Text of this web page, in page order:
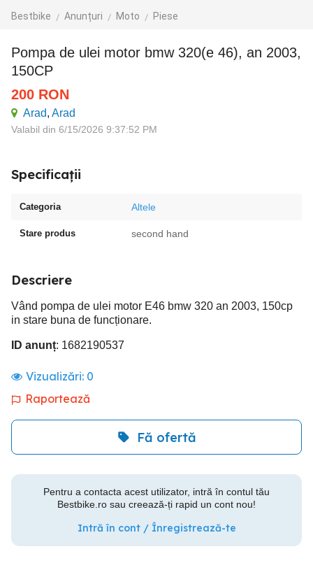
Bestbike Anunțuri Moto Piese
Pompa de ulei motor bmw 320(e 46), an 2003,
150CP
200 RON
Arad, Arad
Valabil din 6/15/2026 9:37:52 PM
Specificații
Categoria Altele
Stare produs second hand
Descriere
Vând pompa de ulei motor E46 bmw 320 an 2003, 150cp
in stare buna de funcționare.
ID anunț: 1682190537
Vizualizări: 0
Raportează
Fă ofertă
Pentru a contacta acest utilizator, intră în contul tău
Bestbike.ro sau creează-ți rapid un cont nou!
Intră în cont / Înregistrează-te